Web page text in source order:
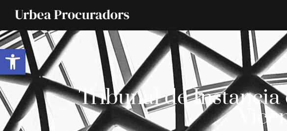
Abrir barra de herramientas
Tribunal de Instancia